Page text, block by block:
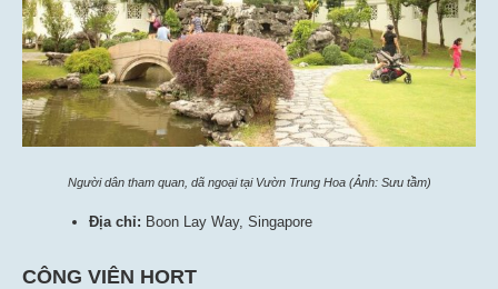
Người dân tham quan, dã ngoại tại Vườn Trung Hoa (Ảnh: Sưu tầm)
Địa chỉ: Boon Lay Way, Singapore
CÔNG VIÊN HORT